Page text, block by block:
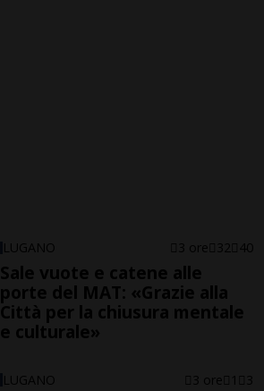
LUGANO 3 ore 32 40
Sale vuote e catene alle
porte del MAT: «Grazie alla
Città per la chiusura mentale
e culturale»
LUGANO 3 ore 1 3